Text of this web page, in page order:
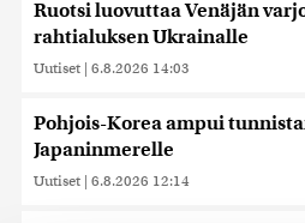
Ruotsi luovuttaa Venäjän
rahtialuksen Ukrainalle
Uutiset | 6.8.2026 14:03
Pohjois-Korea ampui
Japaninmerelle
Uutiset | 6.8.2026 12:14